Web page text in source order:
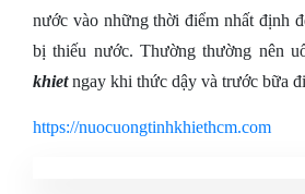
nước vào những thời điểm nhất định
bị thiếu nước. Thường thường nên
khietngay khi thức dậy và trước bữa
https://nuocuongtinhkhiethcm.com